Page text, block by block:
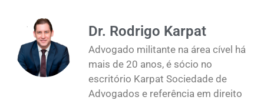
Dr. Rodrigo Karpat
Advogado militante na área cível há
mais de 20 anos, é sócio no
escritório Karpat Sociedade de
Advogados e referência em direito